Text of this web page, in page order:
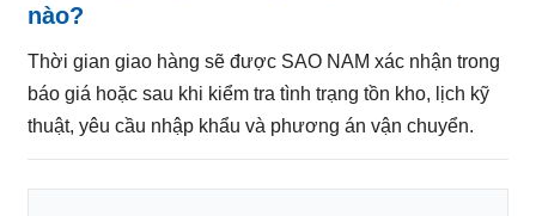
nào?
Thời gian giao hàng sẽ được SAO NAM xác nhận trong
báo giá hoặc sau khi kiểm tra tình trạng tồn kho, lịch kỹ
thuật, yêu cầu nhập khẩu và phương án vận chuyển.